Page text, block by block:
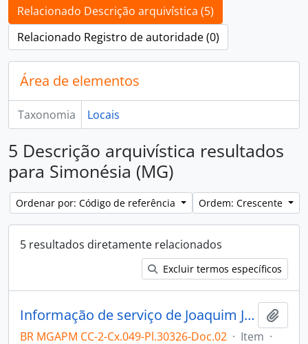
Relacionado Descrição arquivística (5)
Relacionado Registro de autoridade (0)
Área de elementos
Taxonomia Locais
5 Descrição arquivística resultados
para Simonésia (MG)
Ordenar por: Código de referência Ordem: Crescente
5 resultados diretamente relacionados
Excluir termos específicos
Informação de serviço de Joaquim José Fernandes de Oliveira Cata Preta sobre o envio de mapa dos doentes no destacamento
BR MGAPM CC-2-Cx.049-Pl.30326-Doc.02 · Item ·